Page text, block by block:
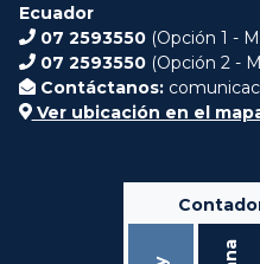
Ecuador
07 2593550 (Opción 1 -
07 2593550 (Opción 2 -
Contáctanos:
Ver ubicación en el